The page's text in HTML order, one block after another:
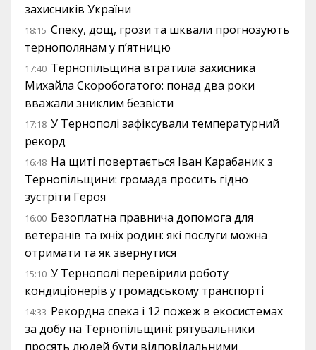
захисників України
18:15 Спеку, дощ, грози та шквали прогнозують
тернополянам у п’ятницю
17:40 Тернопільщина втратила захисника
Михайла Скоробогатого: понад два роки
вважали зниклим безвісти
17:18 У Тернополі зафіксували температурний
рекорд
16:48 На щиті повертається Іван Карабаник з
Тернопільщини: громада просить гідно
зустріти Героя
16:00 Безоплатна правнича допомога для
ветеранів та їхніх родин: які послуги можна
отримати та як звернутися
15:10 У Тернополі перевірили роботу
кондиціонерів у громадському транспорті
14:33 Рекордна спека і 12 пожеж в екосистемах
за добу на Тернопільщині: рятувальники
просять людей бути відповідальними